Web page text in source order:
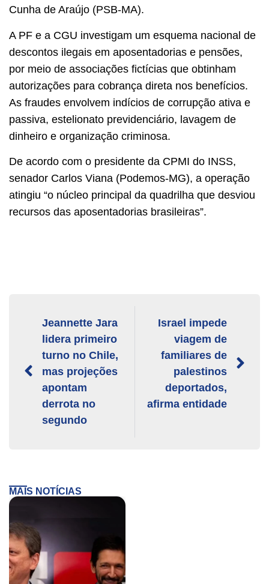
Cunha de Araújo (PSB-MA).
A PF e a CGU investigam um esquema nacional de
descontos ilegais em aposentadorias e pensões,
por meio de associações fictícias que obtinham
autorizações para cobrança direta nos benefícios.
As fraudes envolvem indícios de corrupção ativa e
passiva, estelionato previdenciário, lavagem de
dinheiro e organização criminosa.
De acordo com o presidente da CPMI do INSS,
senador Carlos Viana (Podemos-MG), a operação
atingiu “o núcleo principal da quadrilha que desviou
recursos das aposentadorias brasileiras”.
Jeannette Jara
lidera primeiro
turno no Chile,
mas projeções
apontam
derrota no
segundo
Israel impede
viagem de
familiares de
palestinos
deportados,
afirma entidade
MAIS NOTÍCIAS